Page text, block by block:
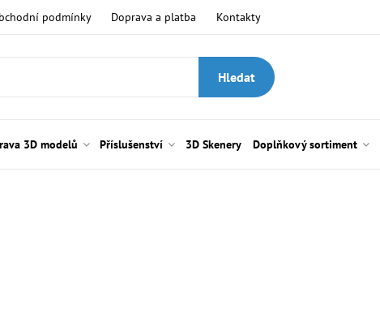
podmínky Doprava a platba Kontakty
Hledat
3D modelů Příslušenství 3D Skenery Doplňkový sortiment